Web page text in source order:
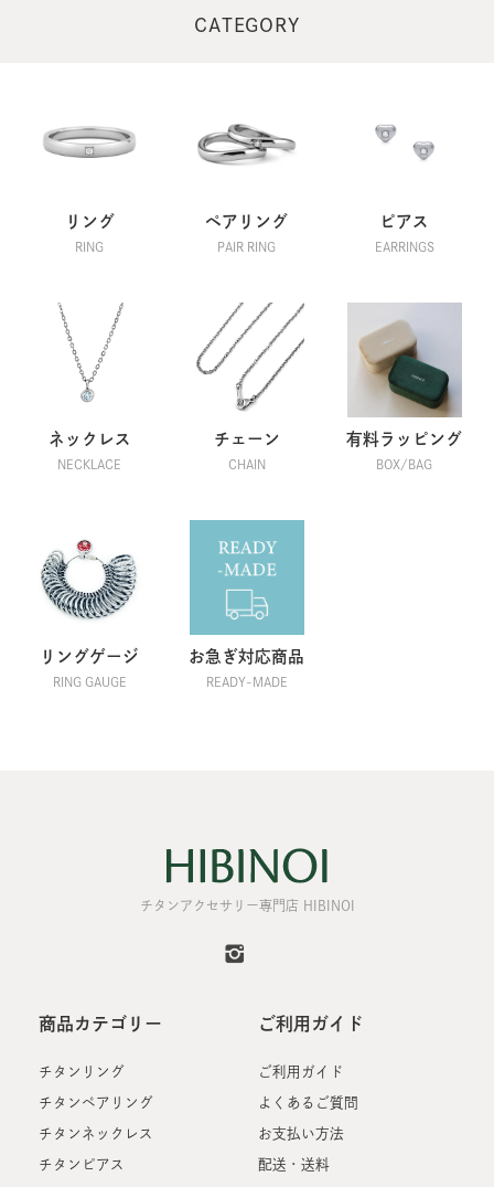
CATEGORY
リング
RING
ペアリング
PAIR RING
ピアス
EARRINGS
ネックレス
NECKLACE
チェーン
CHAIN
有料ラッピング
BOX/BAG
リングゲージ
RING GAUGE
お急ぎ対応商品
READY-MADE
チタンアクセサリー専門店 HIBINOI
商品カテゴリー
チタンリング
チタンペアリング
チタンネックレス
チタンピアス
ご利用ガイド
ご利用ガイド
よくあるご質問
お支払い方法
配送・送料